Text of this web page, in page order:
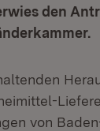
den
von